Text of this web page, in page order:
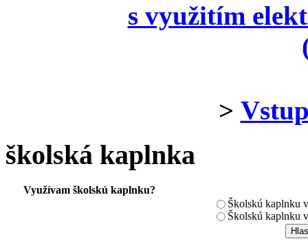
s využitím
>
školská kaplnka
Využívam školskú kaplnku?
Školskú kaplnku
Školskú kaplnku